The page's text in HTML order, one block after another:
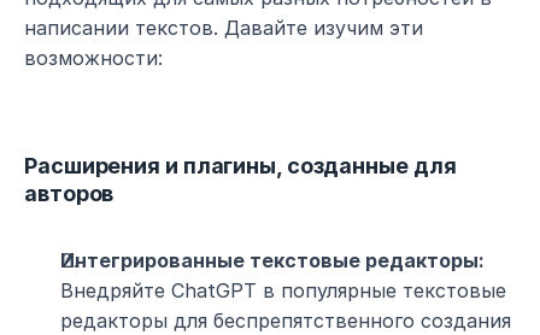
написании текстов. Давайте изучим эти
возможности:
Расширения и плагины, созданные для
авторов
Интегрированные текстовые редакторы:
Внедряйте ChatGPT в популярные текстовые
редакторы для беспрепятственного создания